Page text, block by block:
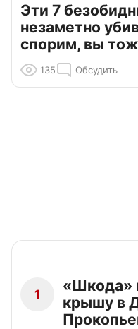
Эти 7
незаметно
спорим, вы
135 Обсудить
1
«Шкода»
крышу в